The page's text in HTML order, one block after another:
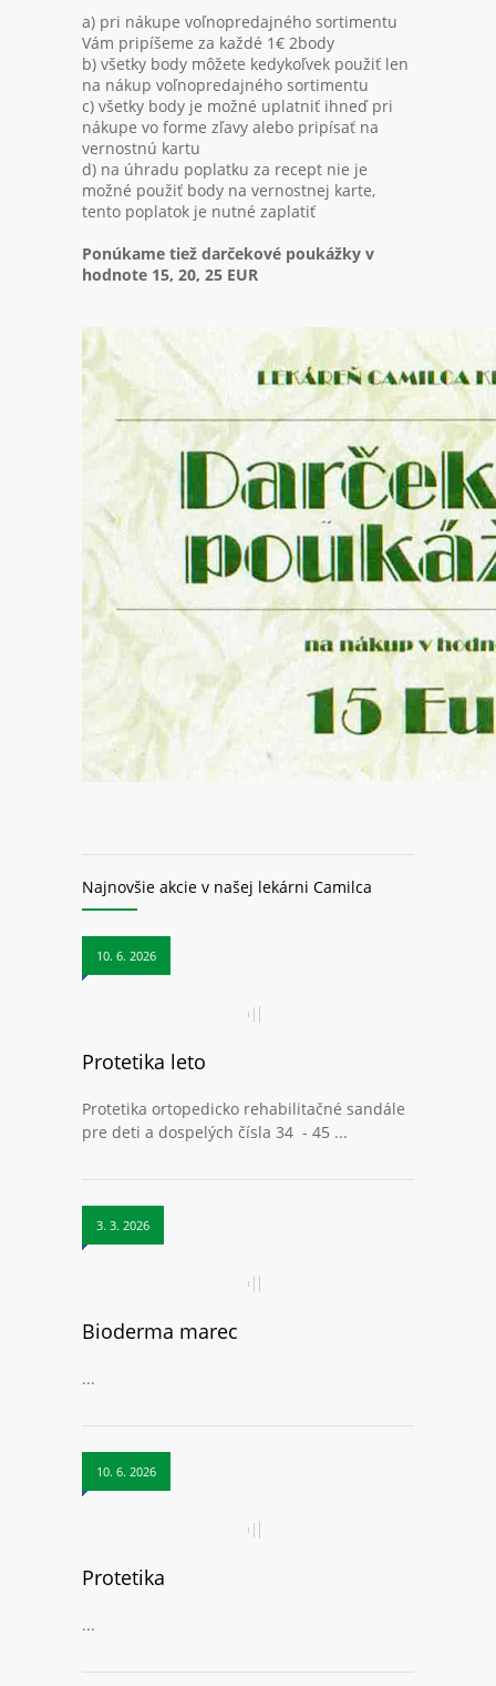
a) pri nákupe voľnopredajného sortimentu
Vám pripíšeme za každé 1€ 2body
b) všetky body môžete kedykoľvek použiť len
na nákup voľnopredajného sortimentu
c) všetky body je možné uplatniť ihneď pri
nákupe vo forme zľavy alebo pripísať na
vernostnú kartu
d) na úhradu poplatku za recept nie je
možné použiť body na vernostnej karte,
tento poplatok je nutné zaplatiť
Ponúkame tiež darčekové poukážky v
hodnote 15, 20, 25 EUR
Najnovšie akcie v našej lekárni Camilca
10. 6. 2026
Protetika leto
Protetika ortopedicko rehabilitačné sandále
pre deti a dospelých čísla 34 - 45 ...
3. 3. 2026
Bioderma marec
...
10. 6. 2026
Protetika
...